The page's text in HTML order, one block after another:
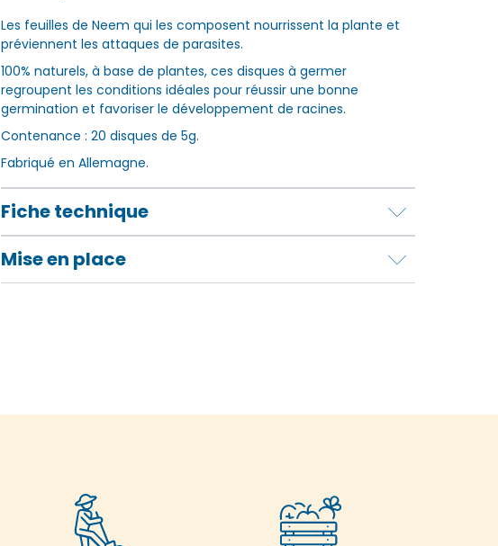
Les feuilles de Neem qui les composent nourrissent la plante et
préviennent les attaques de parasites.
100% naturels, à base de plantes, ces disques à germer
regroupent les conditions idéales pour réussir une bonne
germination et favoriser le développement de racines.
Contenance : 20 disques de 5g.
Fabriqué en Allemagne.
Fiche technique
Mise en place